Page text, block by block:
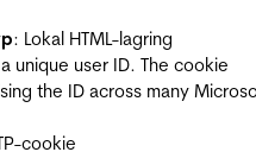
: Lokal HTML-lagring
unique user ID. The cookie
the ID across many
cookie